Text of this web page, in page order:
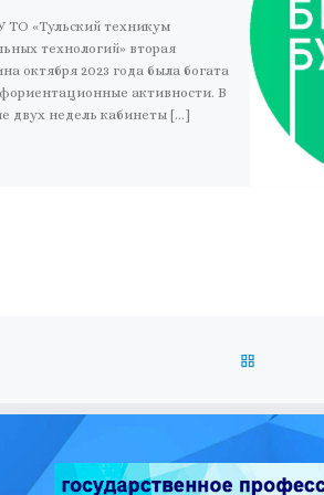
ТО «Тульский техникум
технологий» вторая
октября 2023 года была богата
активности. В
двух недель кабинеты […]